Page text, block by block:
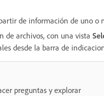
de información de uno o
de archivos, con una vista
desde la barra de
preguntas y explorar